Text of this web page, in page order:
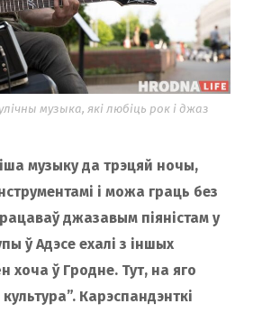
музыка, які любіць рок і джаз
музыку да трэцяй ночы,
і можа граць без
джазавым піяністам у
ў Адэсе ехалі з іншых
хоча ў Гродне. Тут, на яго
Карэспандэнткі